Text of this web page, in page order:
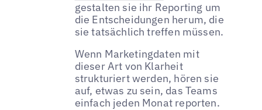
gestalten sie ihr Reporting um
die Entscheidungen herum, die
sie tatsächlich treffen müssen.
Wenn Marketingdaten mit
dieser Art von Klarheit
strukturiert werden, hören sie
auf, etwas zu sein, das Teams
einfach jeden Monat reporten.